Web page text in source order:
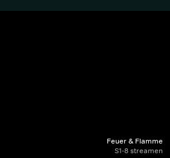
Feuer & Flamme
S1-8 streamen